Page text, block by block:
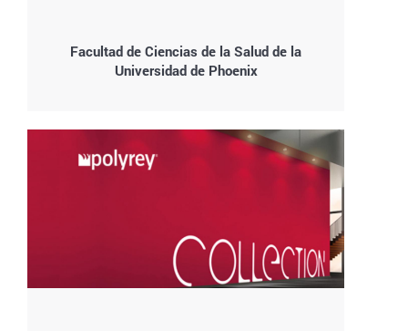
Facultad de Ciencias de la Salud de la
Universidad de Phoenix